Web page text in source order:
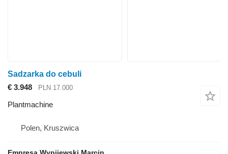
Sadzarka do cebuli
€ 3.948
PLN 17.000
Plantmachine
Polen, Kruszwica